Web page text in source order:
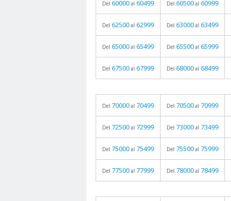
Del 60000 al 60499 Del 60500 al 60999
Del 62500 al 62999 Del 63000 al 63499
Del 65000 al 65499 Del 65500 al 65999
Del 67500 al 67999 Del 68000 al 68499
Del 70000 al 70499 Del 70500 al 70999
Del 72500 al 72999 Del 73000 al 73499
Del 75000 al 75499 Del 75500 al 75999
Del 77500 al 77999 Del 78000 al 78499